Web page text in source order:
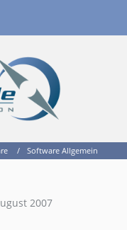
Software Allgemein
2007